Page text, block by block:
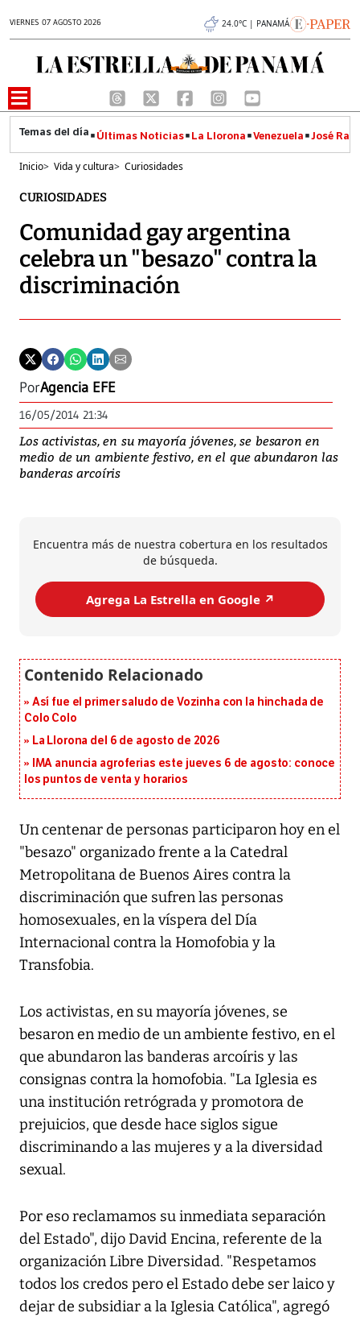
VIERNES 07 AGOSTO 2026 24.0°C | PANAMÁ
Últimas Noticias La Llorona Venezuela José
Inicio> Vida y cultura> Curiosidades
CURIOSIDADES
Comunidad gay argentina
celebra un "besazo" contra la
discriminación
PorAgencia EFE
16/05/2014 21:34
Los activistas, en su mayoría jóvenes, se besaron en
medio de un ambiente festivo, en el que abundaron las
banderas arcoíris
Encuentra más de nuestra cobertura en los resultados
de búsqueda.
Agrega La Estrella en Google ↗️
Así fue el primer saludo de Vozinha con la hinchada de
Colo Colo
La Llorona del 6 de agosto de 2026
IMA anuncia agroferias este jueves 6 de agosto: conoce
los puntos de venta y horarios
Un centenar de personas participaron hoy en el
"besazo" organizado frente a la Catedral
Metropolitana de Buenos Aires contra la
discriminación que sufren las personas
homosexuales, en la víspera del Día
Internacional contra la Homofobia y la
Transfobia.
Los activistas, en su mayoría jóvenes, se
besaron en medio de un ambiente festivo, en el
que abundaron las banderas arcoíris y las
consignas contra la homofobia. "La Iglesia es
una institución retrógrada y promotora de
prejuicios, que desde hace siglos sigue
discriminando a las mujeres y a la diversidad
sexual.
Por eso reclamamos su inmediata separación
del Estado", dijo David Encina, referente de la
organización Libre Diversidad. "Respetamos
todos los credos pero el Estado debe ser laico y
dejar de subsidiar a la Iglesia Católica", agregó